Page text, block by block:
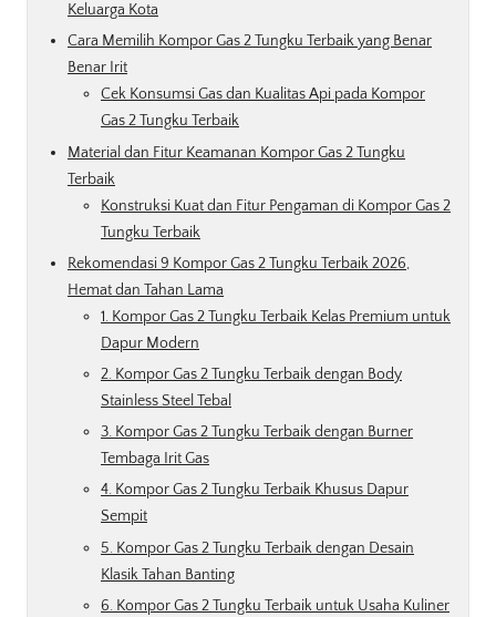
Keluarga Kota
Cara Memilih Kompor Gas 2 Tungku Terbaik yang Benar
Benar Irit
Cek Konsumsi Gas dan Kualitas Api pada Kompor
Gas 2 Tungku Terbaik
Material dan Fitur Keamanan Kompor Gas 2 Tungku
Terbaik
Konstruksi Kuat dan Fitur Pengaman di Kompor Gas 2
Tungku Terbaik
Rekomendasi 9 Kompor Gas 2 Tungku Terbaik 2026,
Hemat dan Tahan Lama
1. Kompor Gas 2 Tungku Terbaik Kelas Premium untuk
Dapur Modern
2. Kompor Gas 2 Tungku Terbaik dengan Body
Stainless Steel Tebal
3. Kompor Gas 2 Tungku Terbaik dengan Burner
Tembaga Irit Gas
4. Kompor Gas 2 Tungku Terbaik Khusus Dapur
Sempit
5. Kompor Gas 2 Tungku Terbaik dengan Desain
Klasik Tahan Banting
6. Kompor Gas 2 Tungku Terbaik untuk Usaha Kuliner